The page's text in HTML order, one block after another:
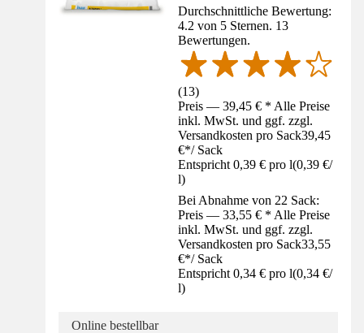
Durchschnittliche Bewertung:
4.2 von 5 Sternen. 13
Bewertungen.
(13)
Preis — 39,45 € * Alle Preise
inkl. MwSt. und ggf. zzgl.
Versandkosten pro Sack39,45
€*/ Sack
Entspricht 0,39 € pro l(0,39 €/
l)
Bei Abnahme von 22 Sack:
Preis — 33,55 € * Alle Preise
inkl. MwSt. und ggf. zzgl.
Versandkosten pro Sack33,55
€*/ Sack
Entspricht 0,34 € pro l(0,34 €/
l)
Online bestellbar